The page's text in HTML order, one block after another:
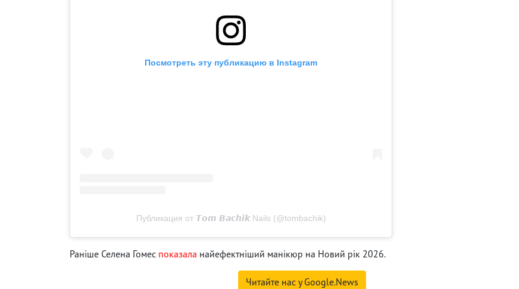
Посмотреть эту публикацию в Instagram
Публикация от 𝙏𝙤𝙢 𝘽𝙖𝙘𝙝𝙞𝙠 Nails (@tombachik)
Раніше Селена Гомес показала найефектніший манікюр на Новий рік 2026.
Читайте нас у Google.News